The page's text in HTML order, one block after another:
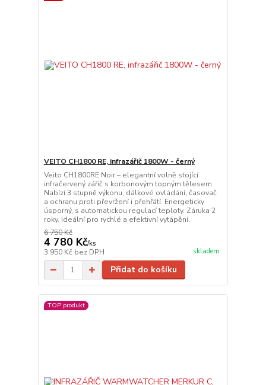
VEITO CH1800 RE, infrazářič 1800W - černý
Veito CH1800RE Noir – elegantní volně stojící
infračervený zářič s korbonovým topným tělesem.
Nabízí 3 stupně výkonu, dálkové ovládání, časovač
a ochranu proti převržení i přehřátí. Energeticky
úsporný, s automatickou regulací teploty. Záruka 2
roky. Ideální pro rychlé a efektivní vytápění.
6 750 Kč
4 780 Kč/ks
3 950 Kč bez DPH skladem
Přidat do košíku
TOP produkt